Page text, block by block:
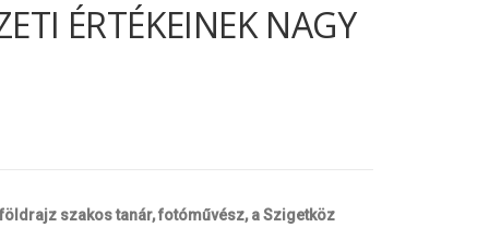
ÉRTÉKEINEK NAGY
szakos tanár, fotóművész, a Szigetköz